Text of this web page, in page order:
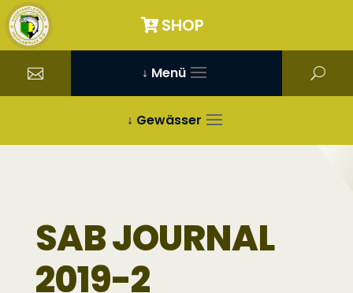
SHOP
↓ Menü
↓ Gewässer
SAB JOURNAL
2019-2